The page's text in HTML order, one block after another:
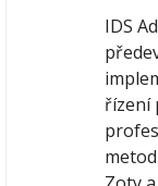
IDS
řízení